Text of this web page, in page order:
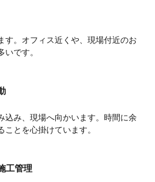
す。オフィス近くや、現場付近のお
いです。
込み、現場へ向かいます。時間に余
ことを心掛けています。
工管理